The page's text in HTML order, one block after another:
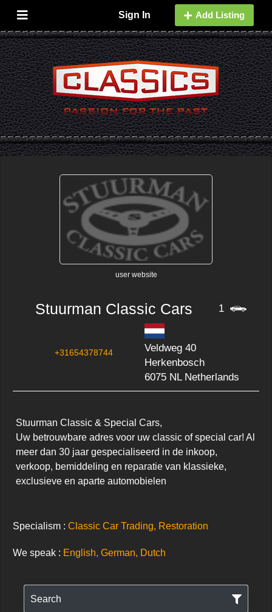
Sign In Add Listing
user website
Stuurman Classic Cars 1
+31654378744
Veldweg 40
Herkenbosch
6075 NL Netherlands
Stuurman Classic & Special Cars,
Uw betrouwbare adres voor uw classic of special car! Al
meer dan 30 jaar gespecialiseerd in de inkoop,
verkoop, bemiddeling en reparatie van klassieke,
exclusieve en aparte automobielen
Specialism : Classic Car Trading, Restoration
We speak : English, German, Dutch
Search